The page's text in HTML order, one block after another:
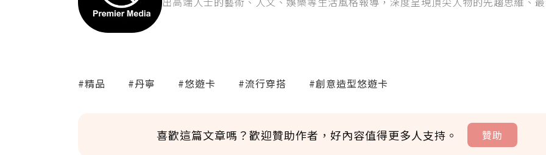
#精品 #丹寧 #悠遊卡 #流行穿搭 #創意造型悠遊卡
喜歡這篇文章嗎？歡迎贊助作者，好內容值得更多人支持。 贊助